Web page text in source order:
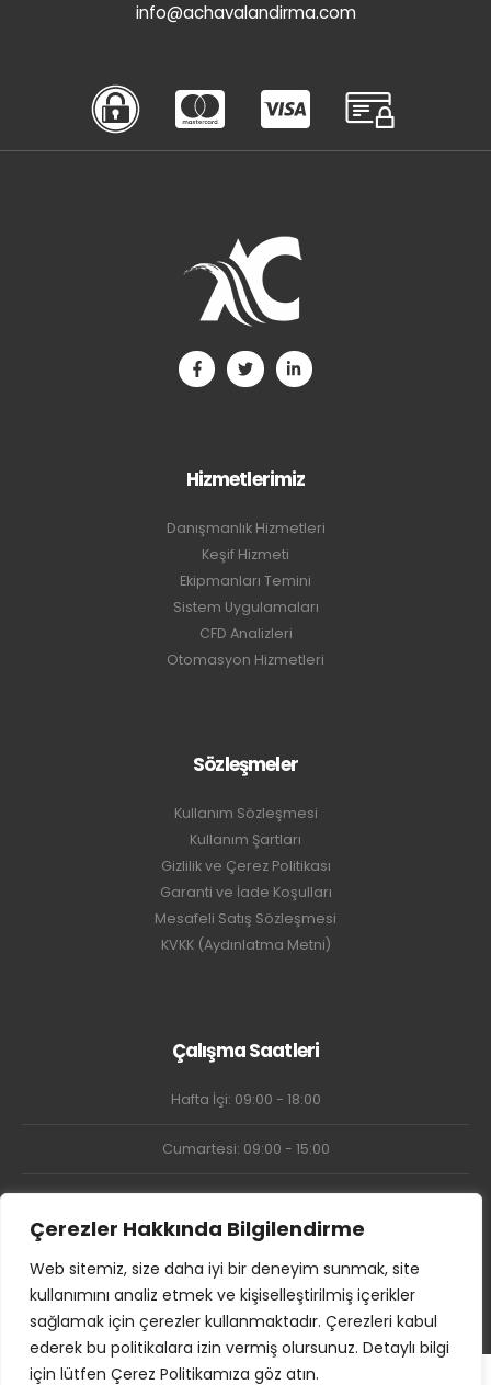
Çerezler Hakkında Bilgilendirme
Web sitemiz, size daha iyi bir deneyim sunmak, site
kullanımını analiz etmek ve kişiselleştirilmiş içerikler
sağlamak için çerezler kullanmaktadır. Çerezleri kabul
ederek bu politikalara izin vermiş olursunuz. Detaylı bilgi
için lütfen Çerez Politikamıza göz atın.
info@achavalandirma.com
Hizmetlerimiz
Danışmanlık Hizmetleri
Keşif Hizmeti
Ekipmanları Temini
Sistem Uygulamaları
CFD Analizleri
Otomasyon Hizmetleri
Sözleşmeler
Kullanım Sözleşmesi
Kullanım Şartları
Gizlilik ve Çerez Politikası
Garanti ve İade Koşulları
Mesafeli Satış Sözleşmesi
KVKK (Aydınlatma Metni)
Çalışma Saatleri
Hafta İçi: 09:00 - 18:00
Cumartesi: 09:00 - 15:00
Pazar: Kapalı